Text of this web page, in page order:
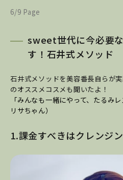
6/9 Page
sweet世代に今必要
す！石井式メソッド
石井式メソッドを美容番長自らが
のオススメコスメも聞いたよ！
「みんなも一緒にやって、たるみ
リサちゃん）
1.課金すべきはクレンジ